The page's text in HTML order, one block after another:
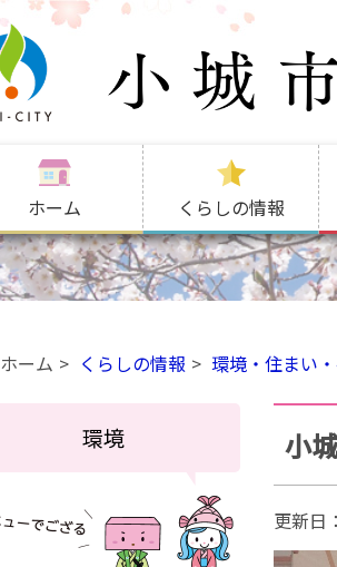
ホーム くらしの情報
ホーム くらしの情報 環境・住まい
小
更新日：
環境